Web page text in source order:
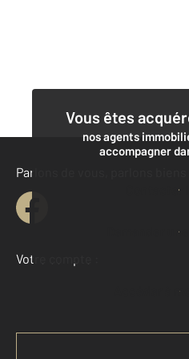
Vous êtes
nos agents
accompagner
Contacter
Demander
Parlons de vous, parlons biens
Votre compte :
Accéder à